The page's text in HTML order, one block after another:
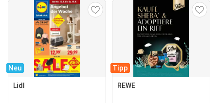
Neu
Lidl
Tipp
REWE